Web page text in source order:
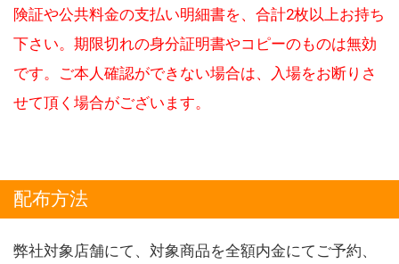
険証や公共料金の支払い明細書を、合計2枚以上お持ち
下さい。期限切れの身分証明書やコピーのものは無効
です。ご本人確認ができない場合は、入場をお断りさ
せて頂く場合がございます。
配布方法
弊社対象店舗にて、対象商品を全額内金にてご予約、